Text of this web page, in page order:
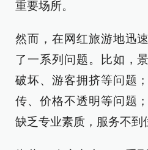
重要场所。
然而，在网红旅游地迅
了一系列问题。比如，
破坏、游客拥挤等问题
传、价格不透明等问题
缺乏专业素质，服务不到